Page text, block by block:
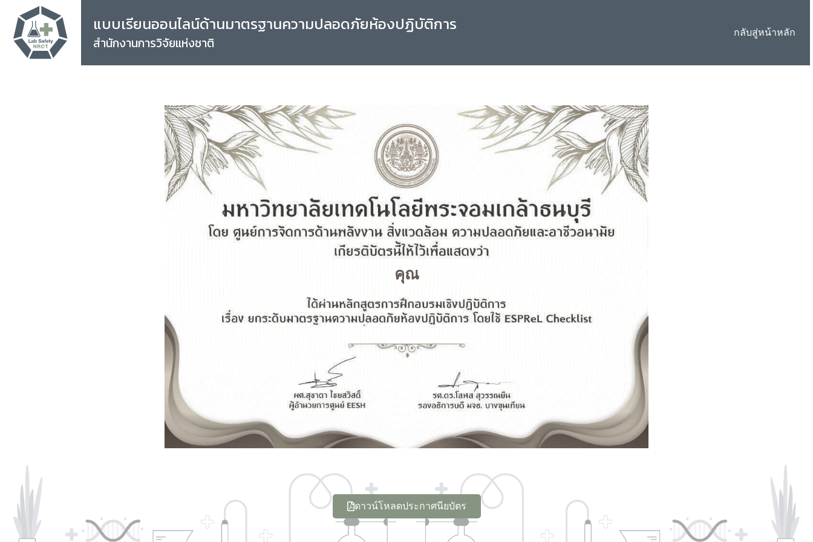
แบบเรียนออนไลน์ด้านมาตรฐานความปลอดภัยห้องปฏิบัติการ
สำนักงานการวิจัยแห่งชาติ
กลับสู่หน้าหลัก
คุณ
ดาวน์โหลดประกาศนียบัตร